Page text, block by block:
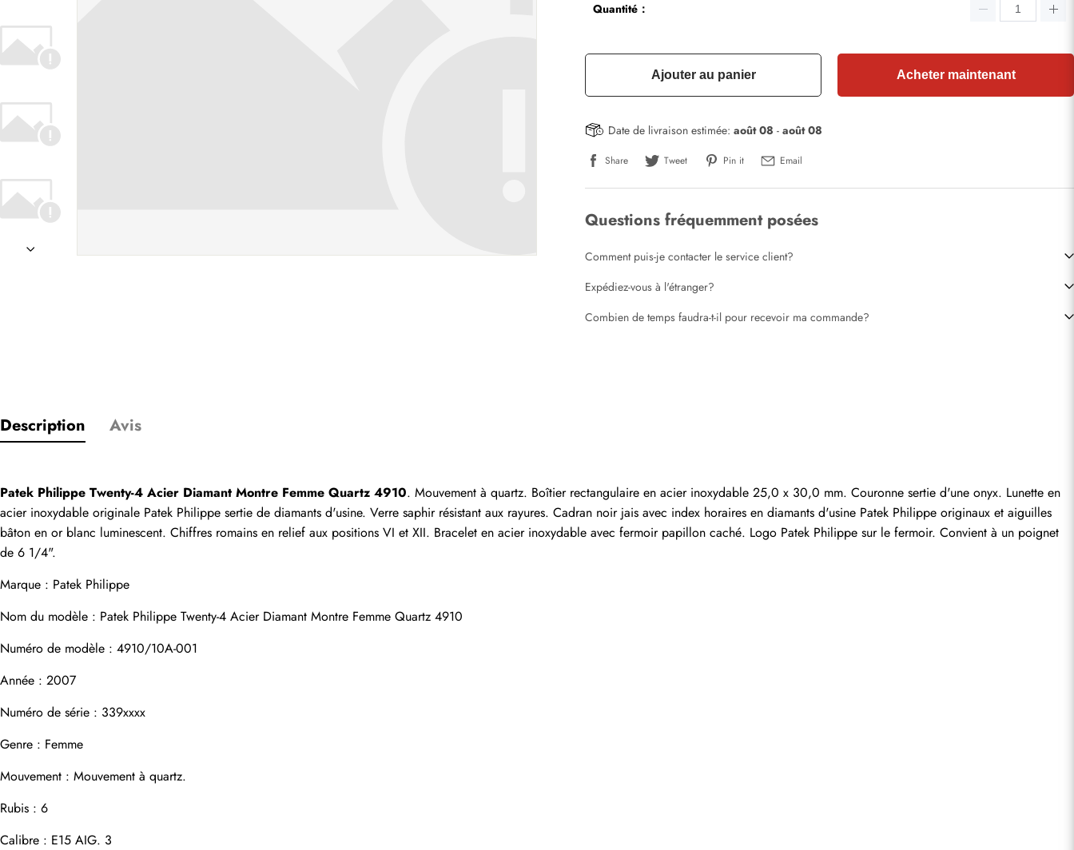
Quantité：
Ajouter au panier Acheter maintenant
Date de livraison estimée: août 08 - août 08
Share Tweet Pin it Email
Questions fréquemment posées
Comment puis-je contacter le service client?
Expédiez-vous à l'étranger?
Combien de temps faudra-t-il pour recevoir ma commande?
Description Avis
Patek Philippe Twenty-4 Acier Diamant Montre Femme Quartz 4910. Mouvement à quartz. Boîtier rectangulaire en acier inoxydable 25,0 x 30,0 mm. Couronne sertie d'une onyx. Lunette en
acier inoxydable originale Patek Philippe sertie de diamants d'usine. Verre saphir résistant aux rayures. Cadran noir jais avec index horaires en diamants d'usine Patek Philippe originaux et aiguilles
bâton en or blanc luminescent. Chiffres romains en relief aux positions VI et XII. Bracelet en acier inoxydable avec fermoir papillon caché. Logo Patek Philippe sur le fermoir. Convient à un poignet
de 6 1/4".
Marque : Patek Philippe
Nom du modèle : Patek Philippe Twenty-4 Acier Diamant Montre Femme Quartz 4910
Numéro de modèle : 4910/10A-001
Année : 2007
Numéro de série : 339xxxx
Genre : Femme
Mouvement : Mouvement à quartz.
Rubis : 6
Calibre : E15 AIG. 3
Email